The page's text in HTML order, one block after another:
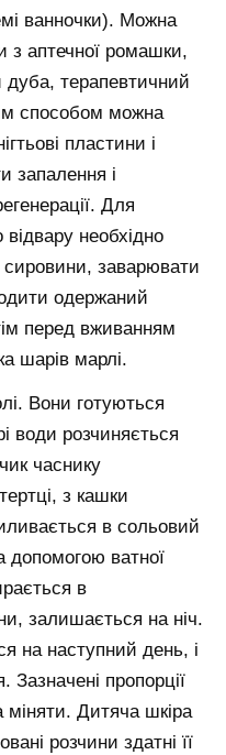
ванночки). Можна
з аптечної ромашки,
дуба, терапевтичний
способом можна
пластини і
запалення і
Для
відвару необхідно
сировини, заварювати
одержаний
перед вживанням
шарів марлі.
Вони готуються
води розчиняється
часнику
з кашки
в сольовий
допомогою ватної
в
залишається на ніч.
на наступний день, і
Зазначені пропорції
міняти. Дитяча шкіра
розчини здатні її